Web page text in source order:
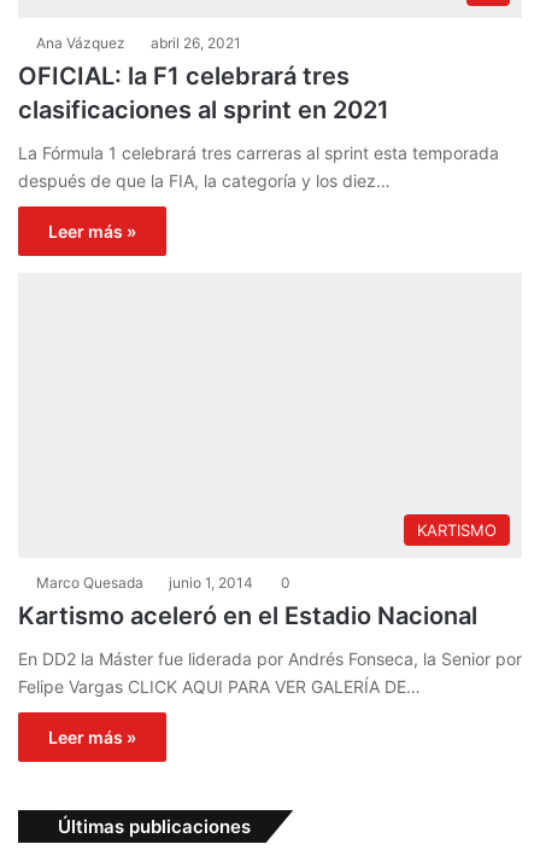
Ana Vázquez abril 26, 2021
OFICIAL: la F1 celebrará tres
clasificaciones al sprint en 2021
La Fórmula 1 celebrará tres carreras al sprint esta temporada
después de que la FIA, la categoría y los diez…
Leer más »
KARTISMO
Marco Quesada junio 1, 2014 0
Kartismo aceleró en el Estadio Nacional
En DD2 la Máster fue liderada por Andrés Fonseca, la Senior por
Felipe Vargas CLICK AQUI PARA VER GALERÍA DE…
Leer más »
Últimas publicaciones